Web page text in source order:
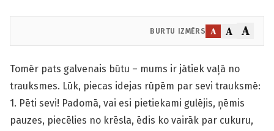
BURTU IZMĒRS A A A
Tomēr pats galvenais būtu – mums ir jātiek vaļā no
trauksmes. Lūk, piecas idejas rūpēm par sevi trauksmē:
1. Pēti sevi! Padomā, vai esi pietiekami gulējis, ņēmis
pauzes, piecēlies no krēsla, ēdis ko vairāk par cukuru,